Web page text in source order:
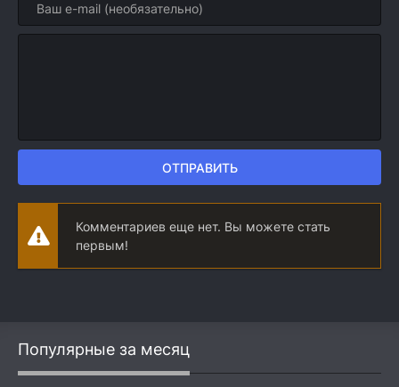
ОТПРАВИТЬ
Комментариев еще нет. Вы можете стать
первым!
Популярные за месяц